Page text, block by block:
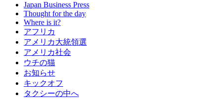
Japan Business Press
Thought for the day
Where is it?
アフリカ
アメリカ大統領選
アメリカ社会
ウチの猫
お知らせ
キックオフ
タクシーの中へ